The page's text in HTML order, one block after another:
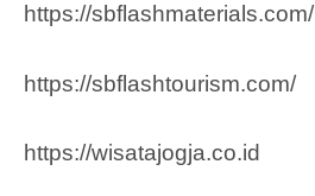
https://sbflashmaterials.com/
https://sbflashtourism.com/
https://wisatajogja.co.id